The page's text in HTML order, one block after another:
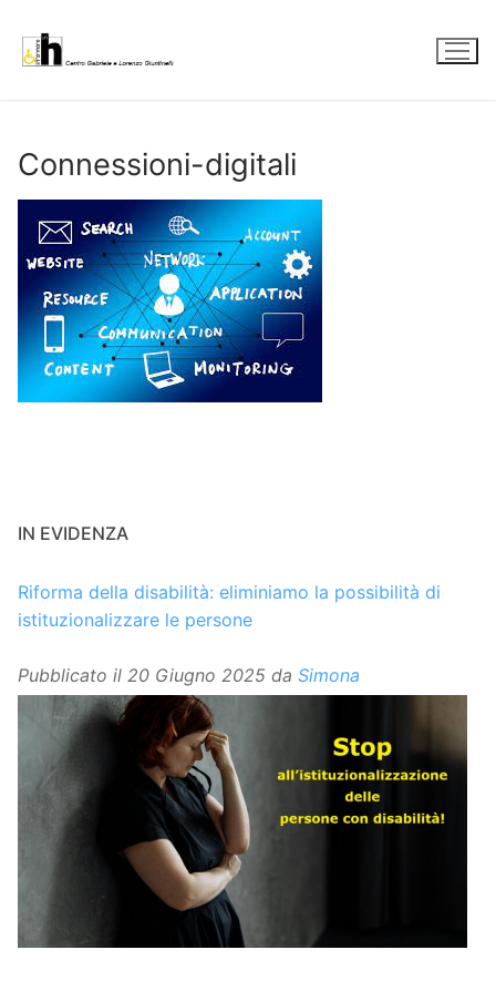
contenuto
Connessioni-digitali
IN EVIDENZA
Riforma della disabilità: eliminiamo la possibilità di
istituzionalizzare le persone
Pubblicato il 20 Giugno 2025 da Simona